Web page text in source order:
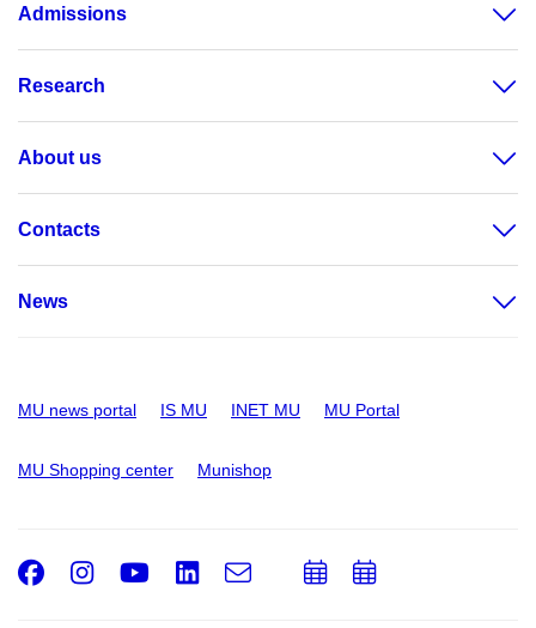
Admissions
Research
About us
Contacts
News
MU news portal IS MU INET MU MU Portal
MU Shopping center Munishop
Facebook
Instagram
Youtube
LinkedIn
e-
AddAdd